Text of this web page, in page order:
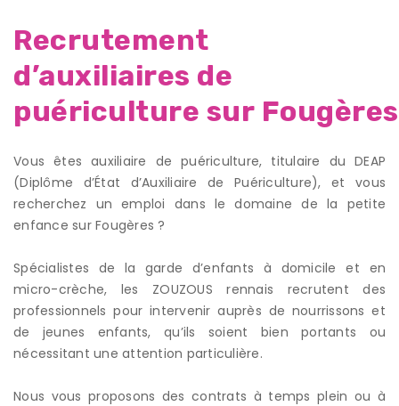
Recrutement
d’auxiliaires de
puériculture sur Fougères
Vous êtes auxiliaire de puériculture, titulaire du DEAP
(Diplôme d’État d’Auxiliaire de Puériculture), et vous
recherchez un emploi dans le domaine de la petite
enfance sur Fougères ?
Spécialistes de la garde d’enfants à domicile et en
micro-crèche, les ZOUZOUS rennais recrutent des
professionnels pour intervenir auprès de nourrissons et
de jeunes enfants, qu’ils soient bien portants ou
nécessitant une attention particulière.
Nous vous proposons des contrats à temps plein ou à